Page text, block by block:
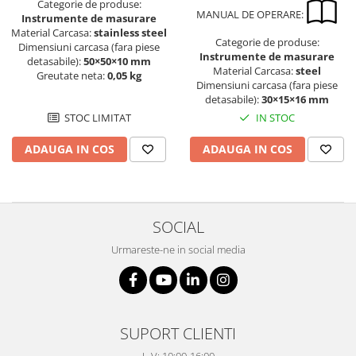
Suporti
Varf de impact
Instrumente optice
Adaptoare
Cap microscop
Carcase si genti
Condensator microscop
Categorie de produse:
Instrumente de masurare
Material Carcasa:stainless steel
Dimensiuni carcasa (fara piese
detasabile):50×50×10 mm
Greutate neta:0,05 kg
STOC LIMITAT
ADAUGA IN COS
MANUAL DE OPERARE:
Categorie de produse:
Instrumente de masurare
Material Carcasa:steel
Dimensiuni carcasa (fara piese
detasabile):30×15×16 mm
IN STOC
ADAUGA IN COS
SOCIAL
Urmareste-ne in social media
SUPORT CLIENTI